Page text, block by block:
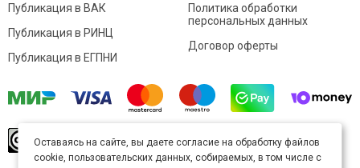
Публикация в ВАК
Публикация в РИНЦ
Публикация в ЕГПНИ
Политика обработки
персональных данных
Договор оферты
произведение доступно полицензии Creative
Commons «Attribution» («Атрибуция») 4.0
Оставаясь на сайте, вы даете согласие на обработку файлов
cookie, пользовательских данных, собираемых, в том числе с